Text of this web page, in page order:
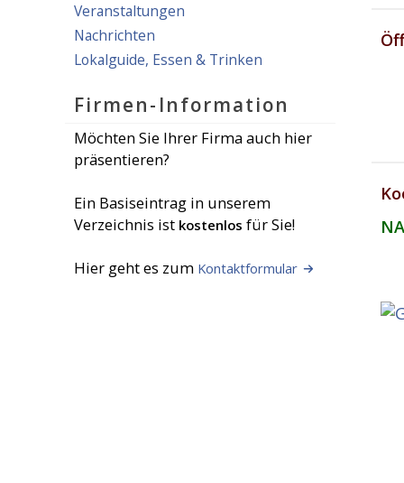
Veranstaltungen
Nachrichten
Lokalguide, Essen & Trinken
Firmen-Information
Möchten Sie Ihrer Firma auch hier
präsentieren?
Ein Basiseintrag in unserem
Verzeichnis ist kostenlos für Sie!
Hier geht es zum Kontaktformular